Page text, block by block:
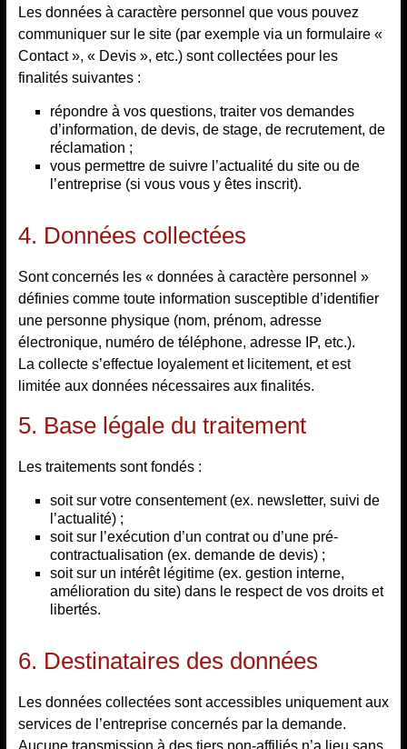
Les données à caractère personnel que vous pouvez
communiquer sur le site (par exemple via un formulaire «
Contact », « Devis », etc.) sont collectées pour les
finalités suivantes :
répondre à vos questions, traiter vos demandes
d’information, de devis, de stage, de recrutement, de
réclamation ;
vous permettre de suivre l’actualité du site ou de
l’entreprise (si vous vous y êtes inscrit).
4. Données collectées
Sont concernés les « données à caractère personnel »
définies comme toute information susceptible d’identifier
une personne physique (nom, prénom, adresse
électronique, numéro de téléphone, adresse IP, etc.).
La collecte s’effectue loyalement et licitement, et est
limitée aux données nécessaires aux finalités.
5. Base légale du traitement
Les traitements sont fondés :
soit sur votre consentement (ex. newsletter, suivi de
l’actualité) ;
soit sur l’exécution d’un contrat ou d’une pré-
contractualisation (ex. demande de devis) ;
soit sur un intérêt légitime (ex. gestion interne,
amélioration du site) dans le respect de vos droits et
libertés.
6. Destinataires des données
Les données collectées sont accessibles uniquement aux
services de l’entreprise concernés par la demande.
Aucune transmission à des tiers non-affiliés n’a lieu sans